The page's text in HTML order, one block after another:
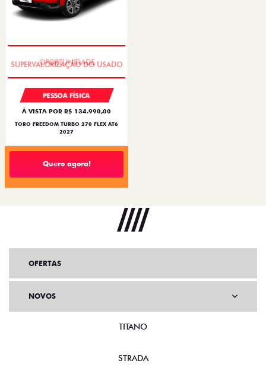
PESSOA FÍSICA
À VISTA POR R$ 134.990,00
TORO FREEDOM TURBO 270 FLEX AT6
2027
Quero agora!
OFERTAS
NOVOS
TITANO
STRADA